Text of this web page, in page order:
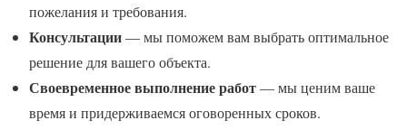
пожелания и требования.
Консультации— мы поможем вам выбрать оптимальное
решение для вашего объекта.
Своевременное выполнение работ— мы ценим ваше
время и придерживаемся оговоренных сроков.